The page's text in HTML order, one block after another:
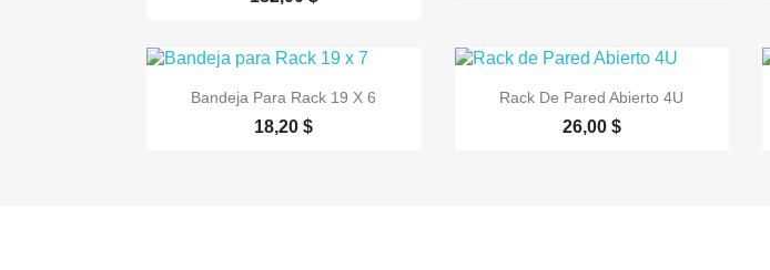
 Vista rápida
Bandeja Para Rack 19 X 6
18,20 $
 Vista rápida
Rack De Pared Abierto 4U
26,00 $